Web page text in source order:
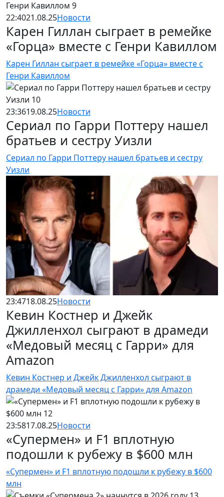
22:4021.08.25Новости
Карен Гиллан сыграет в ремейке
«Горца» вместе с Генри Кавиллом
Карен Гиллан сыграет в ремейке «Горца» вместе с
Генри Кавиллом
23:3619.08.25Новости
Сериал по Гарри Поттеру нашел
братьев и сестру Уизли
Сериал по Гарри Поттеру нашел братьев и сестру
Уизли
23:4718.08.25Новости
Кевин Костнер и Джейк
Джилленхол сыграют в драмеди
«Медовый месяц с Гарри» для
Amazon
Кевин Костнер и Джейк Джилленхол сыграют в
драмеди «Медовый месяц с Гарри» для Amazon
23:5817.08.25Новости
«Супермен» и F1 вплотную
подошли к рубежу в $600 млн
«Супермен» и F1 вплотную подошли к рубежу в $600
млн